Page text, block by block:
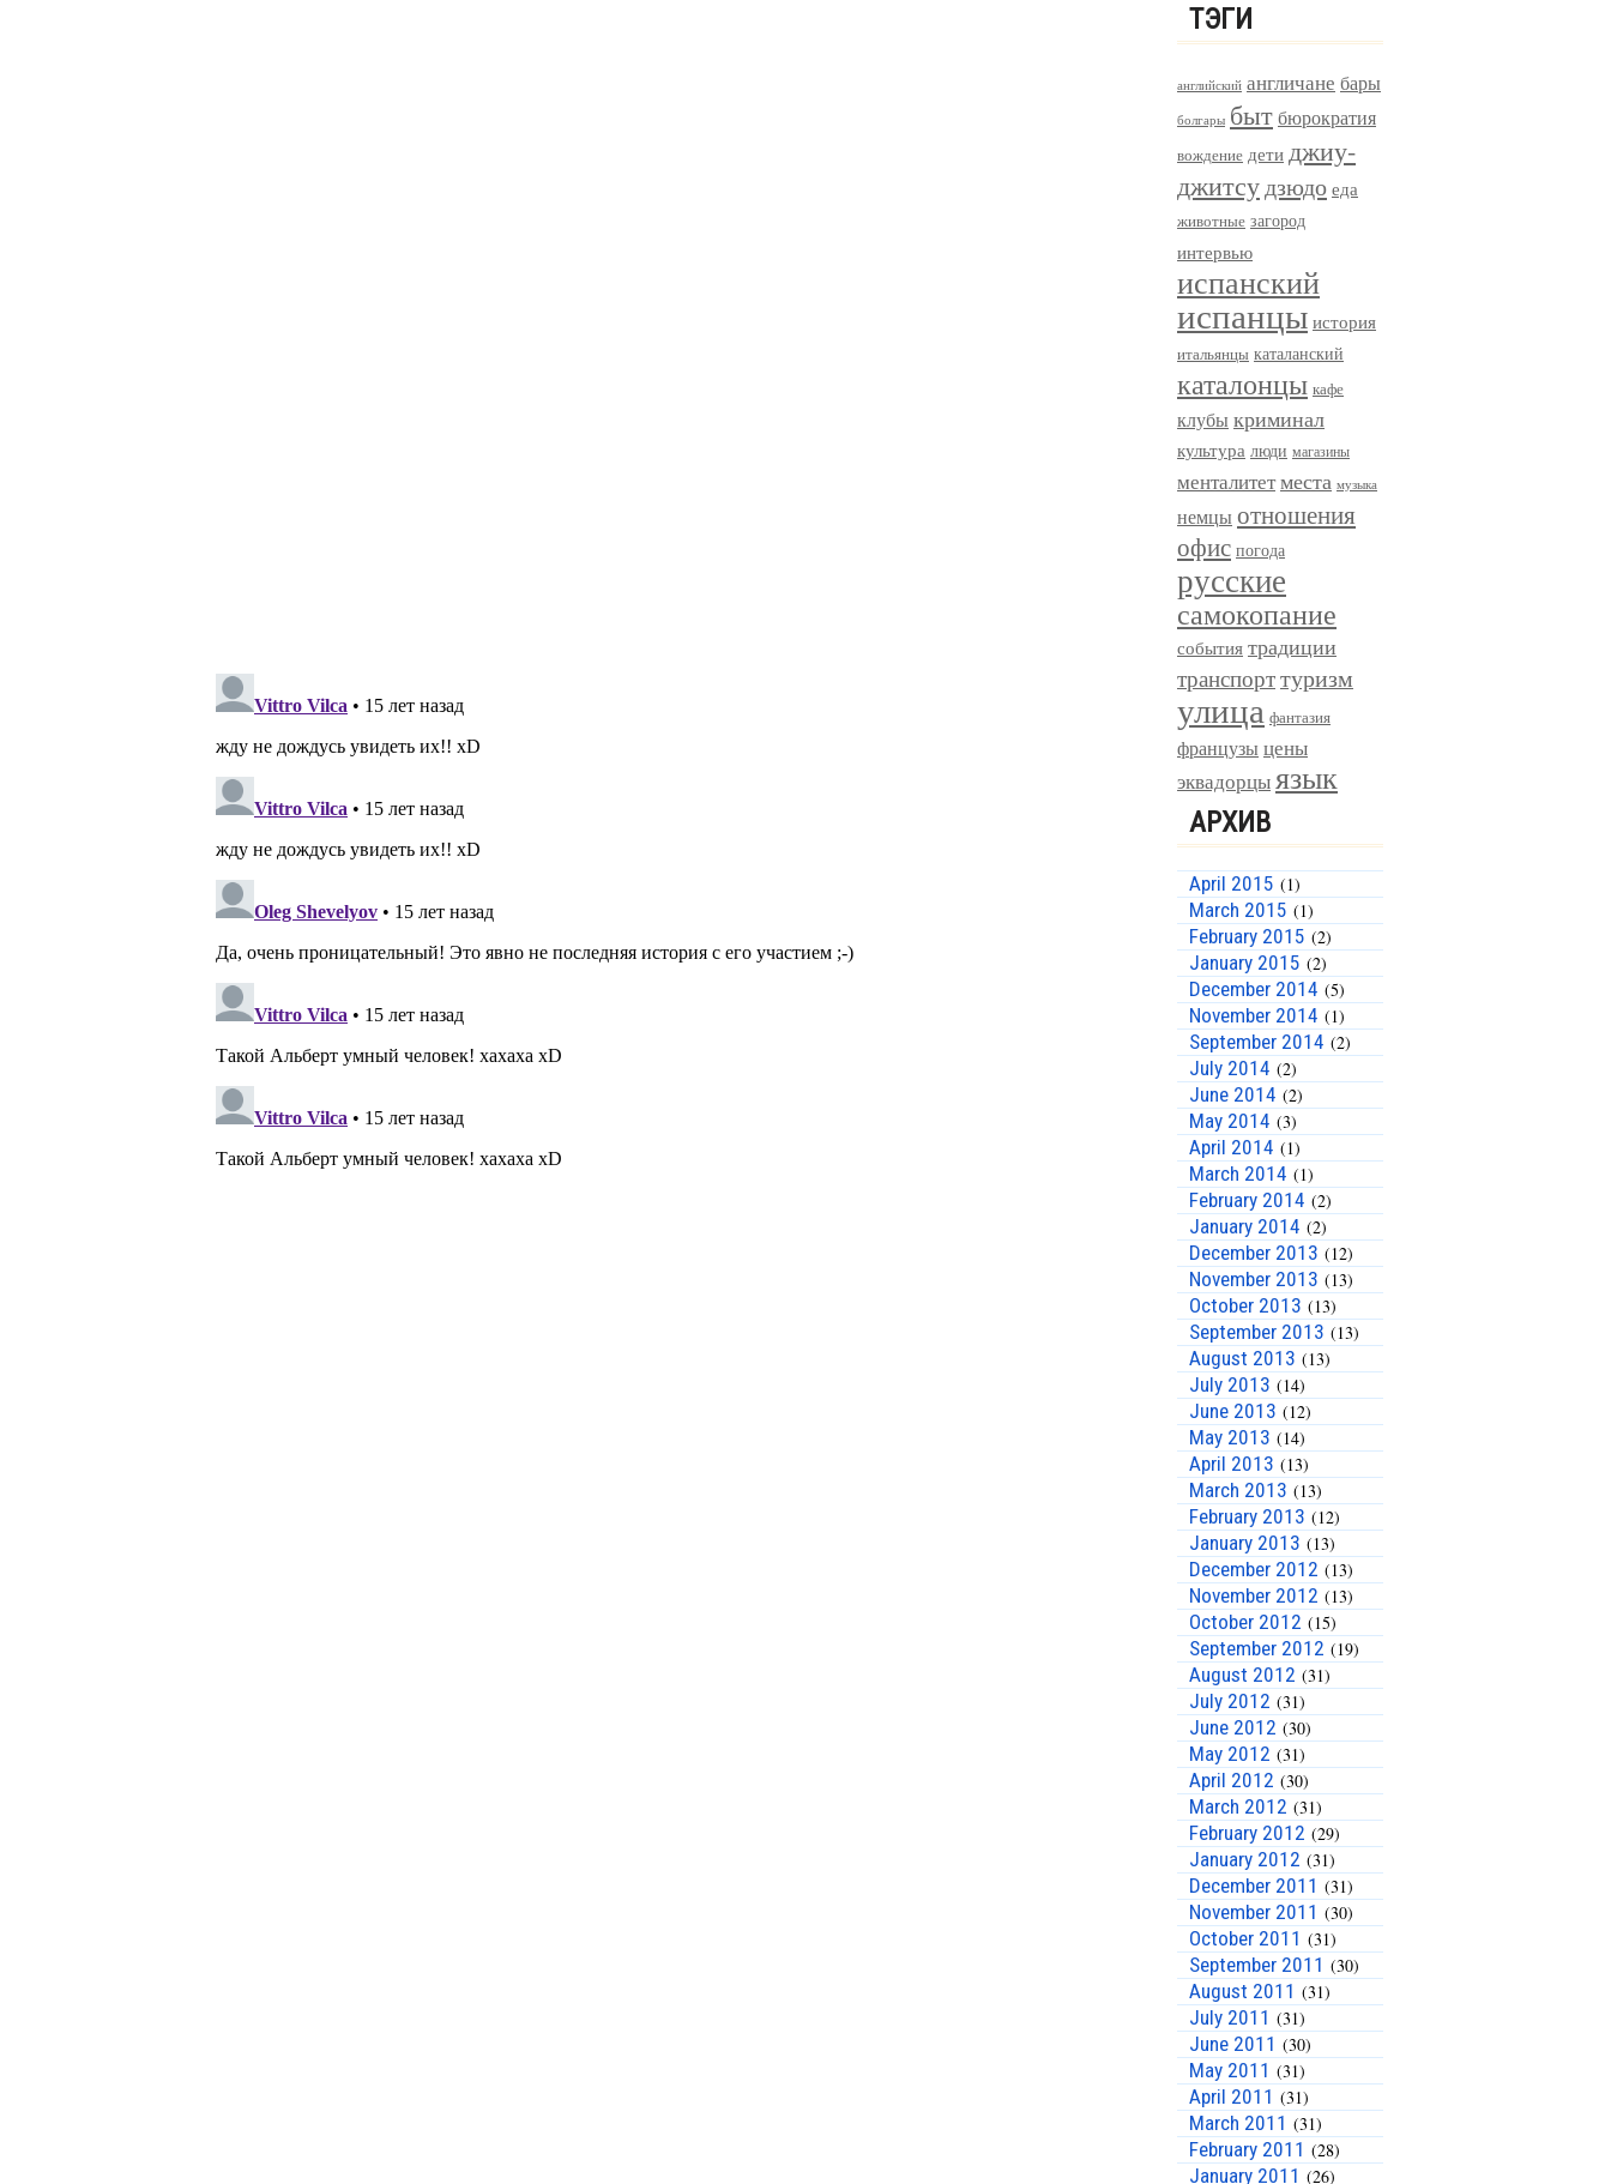
ТЭГИ
английский англичане бары
болгары бытбюрократия
вождение дети джиу-
джитсудзюдо еда
животные загород
интервью
испанский
испанцы история
итальянцы каталанский
каталонцы кафе
клубы криминал
культура люди магазины
менталитетместа музыка
немцы отношения
офис погода
русские
самокопание
события традиции
транспорттуризм
улица фантазия
французы цены
эквадорцыязык
АРХИВ
April 2015 (1)
March 2015 (1)
February 2015 (2)
January 2015 (2)
December 2014 (5)
November 2014 (1)
September 2014 (2)
July 2014 (2)
June 2014 (2)
May 2014 (3)
April 2014 (1)
March 2014 (1)
February 2014 (2)
January 2014 (2)
December 2013 (12)
November 2013 (13)
October 2013 (13)
September 2013 (13)
August 2013 (13)
July 2013 (14)
June 2013 (12)
May 2013 (14)
April 2013 (13)
March 2013 (13)
February 2013 (12)
January 2013 (13)
December 2012 (13)
November 2012 (13)
October 2012 (15)
September 2012 (19)
August 2012 (31)
July 2012 (31)
June 2012 (30)
May 2012 (31)
April 2012 (30)
March 2012 (31)
February 2012 (29)
January 2012 (31)
December 2011 (31)
November 2011 (30)
October 2011 (31)
September 2011 (30)
August 2011 (31)
July 2011 (31)
June 2011 (30)
May 2011 (31)
April 2011 (31)
March 2011 (31)
February 2011 (28)
January 2011 (26)